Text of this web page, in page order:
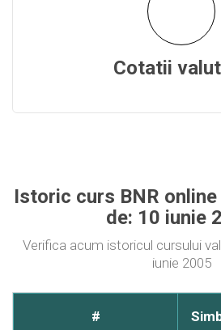
Cotatii
Istoric curs BNR
de: 10 iunie
Verifica acum istoricul cursului
iunie 2005
#